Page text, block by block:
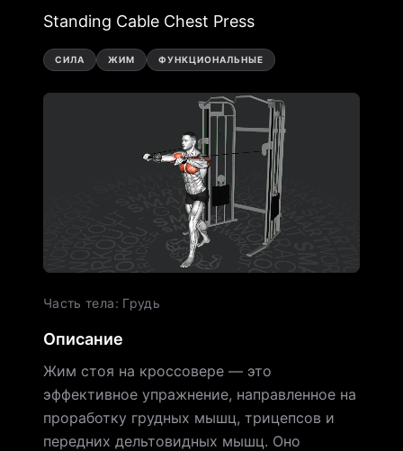
Standing Cable Chest Press
СИЛА ЖИМ ФУНКЦИОНАЛЬНЫЕ
Часть тела: Грудь
Описание
Жим стоя на кроссовере — это
эффективное упражнение, направленное на
проработку грудных мышц, трицепсов и
передних дельтовидных мышц. Оно